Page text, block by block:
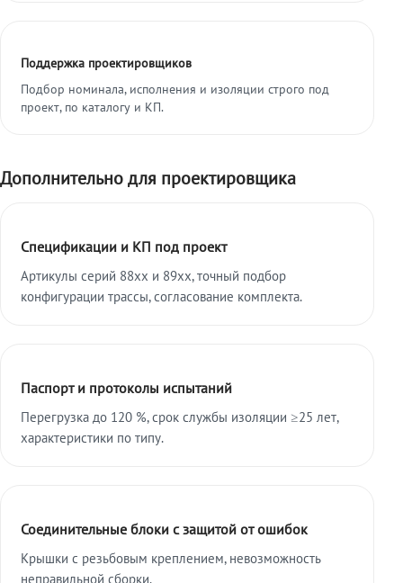
Поддержка проектировщиков
Подбор номинала, исполнения и изоляции строго под
проект, по каталогу и КП.
Дополнительно для проектировщика
Спецификации и КП под проект
Артикулы серий 88xx и 89xx, точный подбор
конфигурации трассы, согласование комплекта.
Паспорт и протоколы испытаний
Перегрузка до 120 %, срок службы изоляции ≥25 лет,
характеристики по типу.
Соединительные блоки с защитой от ошибок
Крышки с резьбовым креплением, невозможность
неправильной сборки.